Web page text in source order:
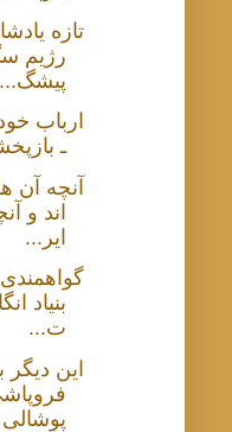
تازه
رژیم
پیشگ...
ارباب
ـ
آنچه آن
اند و
ایر...
گواهمندی
بنیاد
ت...
این